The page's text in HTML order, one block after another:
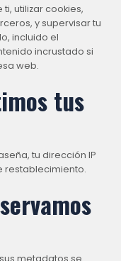
utilizar cookies,
y supervisar tu
incluido el
incrustado si
web.
tus
tu dirección IP
restablecimiento.
metadatos se